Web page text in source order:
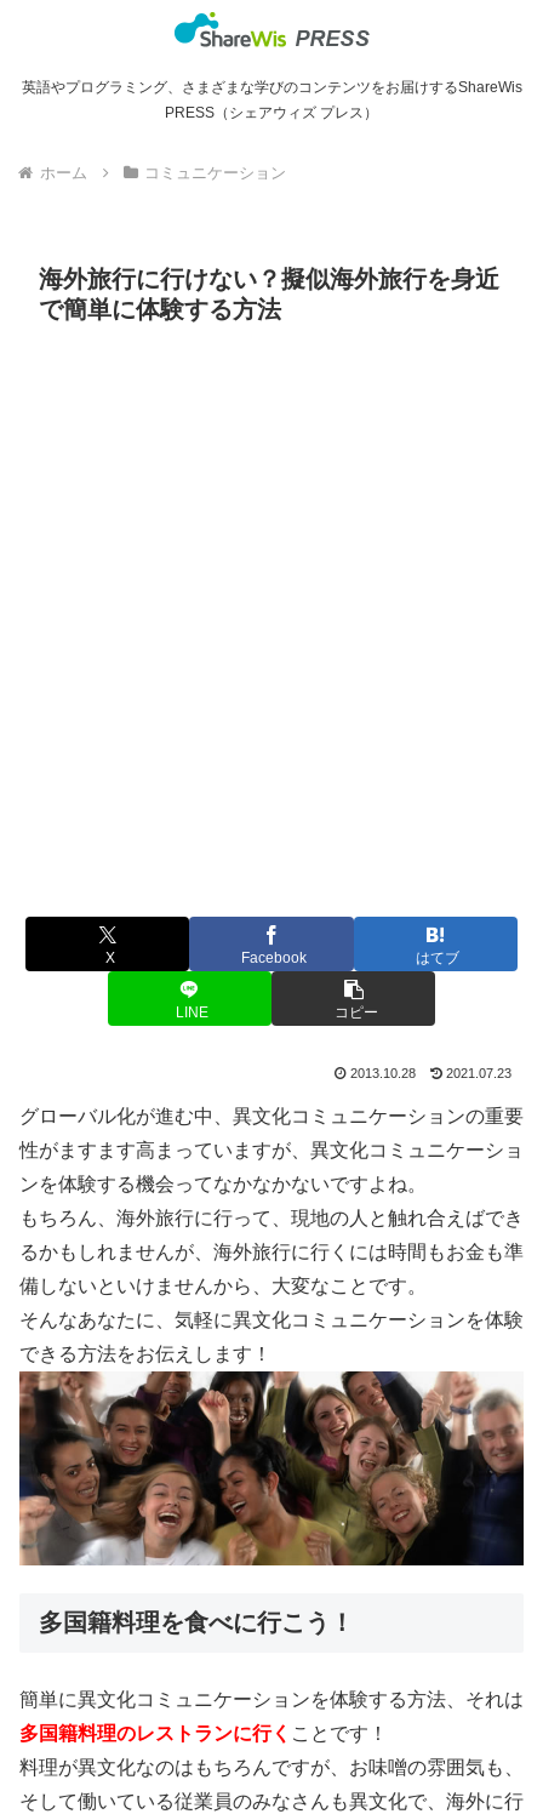
英語やプログラミング、さまざまな学びのコンテンツをお届けするShareWis
PRESS（シェアウィズ プレス）
ホーム コミュニケーション
海外旅行に行けない？擬似海外旅行を身近
で簡単に体験する方法
X Facebook はてブ
LINE コピー
2013.10.28 2021.07.23
グローバル化が進む中、異文化コミュニケーションの重要
性がますます高まっていますが、異文化コミュニケーショ
ンを体験する機会ってなかなかないですよね。
もちろん、海外旅行に行って、現地の人と触れ合えばでき
るかもしれませんが、海外旅行に行くには時間もお金も準
備しないといけませんから、大変なことです。
そんなあなたに、気軽に異文化コミュニケーションを体験
できる方法をお伝えします！
多国籍料理を食べに行こう！
簡単に異文化コミュニケーションを体験する方法、それは
多国籍料理のレストランに行く ことです！
料理が異文化なのはもちろんですが、お味噌の雰囲気も、
そして働いている従業員のみなさんも異文化で、海外に行